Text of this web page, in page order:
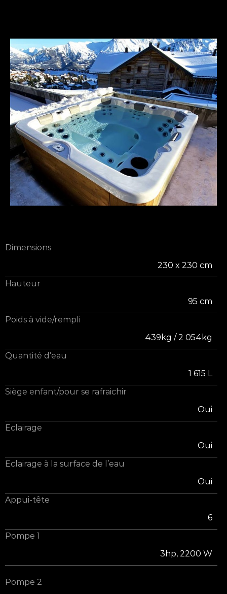
Dimensions
230 x 230 cm
Hauteur
95 cm
Poids à vide/rempli
439kg / 2 054kg
Quantité d’eau
1 615 L
Siège enfant/pour se rafraichir
Oui
Eclairage
Oui
Eclairage à la surface de l’eau
Oui
Appui-tête
6
Pompe 1
3hp, 2200 W
Pompe 2